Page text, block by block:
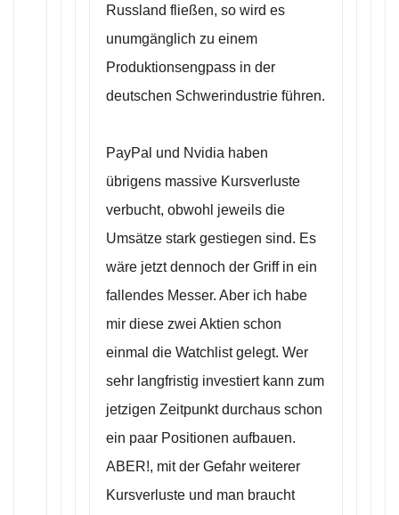
Russland fließen, so wird es
unumgänglich zu einem
Produktionsengpass in der
deutschen Schwerindustrie führen.
PayPal und Nvidia haben
übrigens massive Kursverluste
verbucht, obwohl jeweils die
Umsätze stark gestiegen sind. Es
wäre jetzt dennoch der Griff in ein
fallendes Messer. Aber ich habe
mir diese zwei Aktien schon
einmal die Watchlist gelegt. Wer
sehr langfristig investiert kann zum
jetzigen Zeitpunkt durchaus schon
ein paar Positionen aufbauen.
ABER!, mit der Gefahr weiterer
Kursverluste und man braucht